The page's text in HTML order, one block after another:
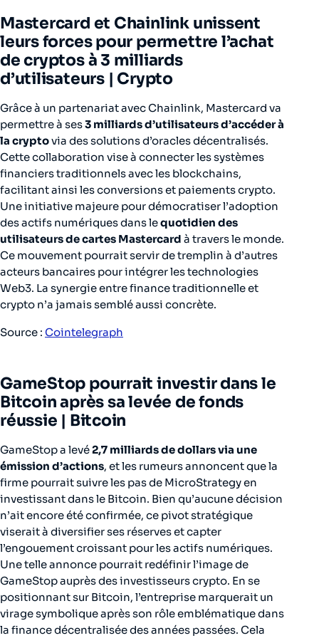
Mastercard et Chainlink unissent
leurs forces pour permettre l’achat
de cryptos à 3 milliards
d’utilisateurs | Crypto
Grâce à un partenariat avec Chainlink, Mastercard va
permettre à ses3 milliards d’utilisateurs d’accéder à
la cryptovia des solutions d’oracles décentralisés.
Cette collaboration vise à connecter les systèmes
financiers traditionnels avec les blockchains,
facilitant ainsi les conversions et paiements crypto.
Une initiative majeure pour démocratiser l’adoption
des actifs numériques dans lequotidien des
utilisateurs de cartes Mastercard à travers le monde.
Ce mouvement pourrait servir de tremplin à d’autres
acteurs bancaires pour intégrer les technologies
Web3. La synergie entre finance traditionnelle et
crypto n’a jamais semblé aussi concrète.
Source : Cointelegraph
GameStop pourrait investir dans le
Bitcoin après sa levée de fonds
réussie | Bitcoin
GameStop a levé2,7 milliards de dollars via une
émission d’actions, et les rumeurs annoncent que la
firme pourrait suivre les pas de MicroStrategy en
investissant dans le Bitcoin. Bien qu’aucune décision
n’ait encore été confirmée, ce pivot stratégique
viserait à diversifier ses réserves et capter
l’engouement croissant pour les actifs numériques.
Une telle annonce pourrait redéfinir l’image de
GameStop auprès des investisseurs crypto. En se
positionnant sur Bitcoin, l’entreprise marquerait un
virage symbolique après son rôle emblématique dans
la finance décentralisée des années passées. Cela